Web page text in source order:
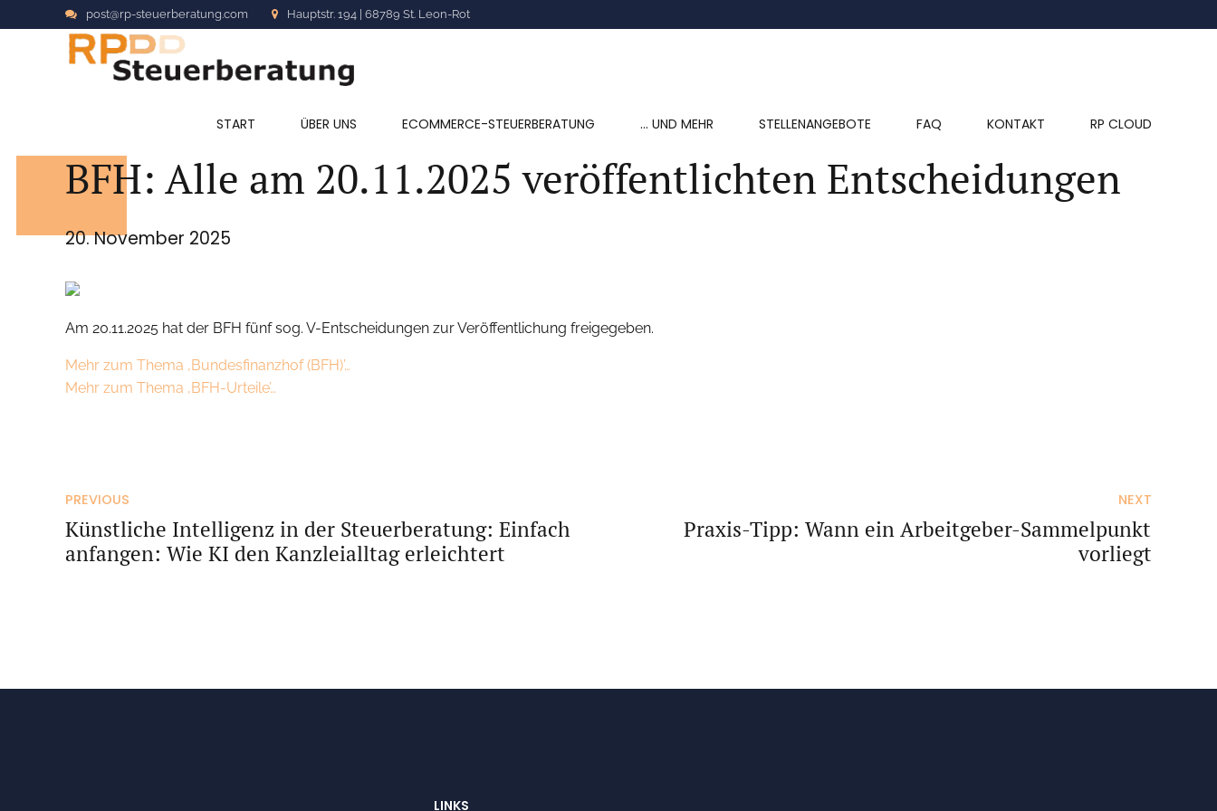
post@rp-steuerberatung.com Hauptstr. 194 | 68789 St. Leon-Rot
START ÜBER UNS ECOMMERCE-STEUERBERATUNG … UND MEHR STELLENANGEBOTE FAQ KONTAKT RP CLOUD
BFH: Alle am 20.11.2025 veröffentlichten Entscheidungen
20. November 2025
Am 20.11.2025 hat der BFH fünf sog. V-Entscheidungen zur Veröffentlichung freigegeben.
Mehr zum Thema ‚Bundesfinanzhof (BFH)’…
Mehr zum Thema ‚BFH-Urteile’…
PREVIOUS
Künstliche Intelligenz in der Steuerberatung: Einfach
anfangen: Wie KI den Kanzleialltag erleichtert
NEXT
Praxis-Tipp: Wann ein Arbeitgeber-Sammelpunkt
vorliegt
LINKS